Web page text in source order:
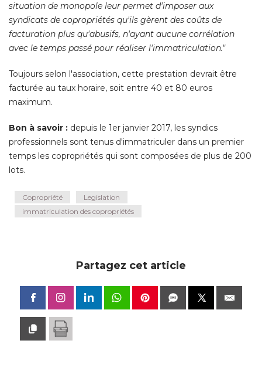
situation de monopole leur permet d'imposer aux
syndicats de copropriétés qu'ils gèrent des coûts de
facturation plus qu'abusifs, n'ayant aucune corrélation
avec le temps passé pour réaliser l'immatriculation."
Toujours selon l'association, cette prestation devrait être
facturée au taux horaire, soit entre 40 et 80 euros
maximum.
Bon à savoir : depuis le 1er janvier 2017, les syndics
professionnels sont tenus d'immatriculer dans un premier
temps les copropriétés qui sont composées de plus de 200
lots.
Copropriété
Legislation
immatriculation des copropriétés
Partagez cet article